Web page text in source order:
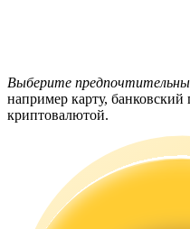
Стейкинг
Высокая прибыль и
Выберите
например карту,
криптовалютой.